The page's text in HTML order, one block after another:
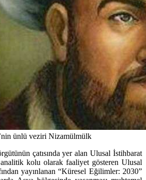
ünlü veziri Nizamülmülk
çatısında yer alan Ulusal İstihbarat
kolu olarak faaliyet gösteren Ulusal
yayınlanan “Küresel Eğilimler: 2030”